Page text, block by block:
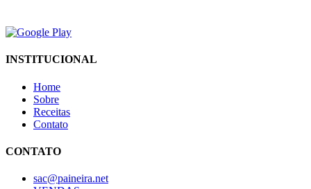
INSTITUCIONAL
Home
Sobre
Receitas
Contato
CONTATO
sac@paineira.net